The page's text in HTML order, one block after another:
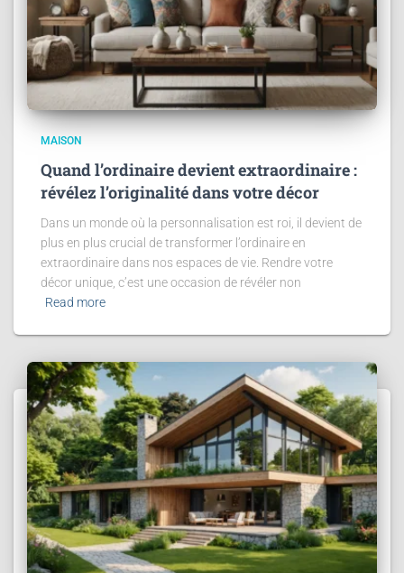
MAISON
Quand l’ordinaire devient extraordinaire :
révélez l’originalité dans votre décor
Dans un monde où la personnalisation est roi, il devient de
plus en plus crucial de transformer l’ordinaire en
extraordinaire dans nos espaces de vie. Rendre votre
décor unique, c’est une occasion de révéler non
Read more